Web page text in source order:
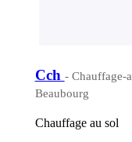
Cch - Chauffage-
Beaubourg
Chauffage au sol